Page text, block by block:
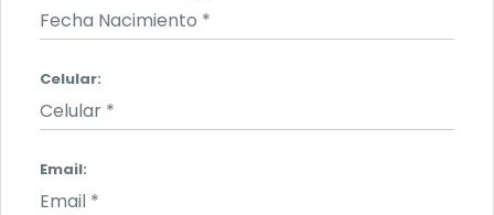
Celular:
Email: